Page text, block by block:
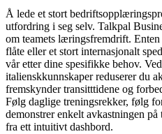
Å lede et stort
utfordring i seg selv. Talkpal
om teamets læringsfremdrift.
flåte eller et stort internasjonalt
vår etter dine spesifikke behov.
italienskkunnskaper reduserer du
fremskynder transitttidene og
Følg daglige treningsrekker, følg
demonstrer enkelt avkastningen
fra ett intuitivt dashbord.